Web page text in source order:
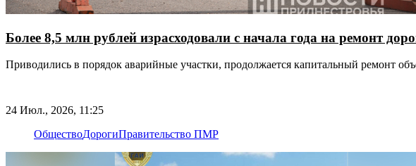
Более 8,5 млн рублей израсходовали с начала года на ремонт
Приводились в порядок аварийные участки, продолжается капитальный ремонт
24 Июл., 2026, 11:25
ОбществоДорогиПравительство ПМР